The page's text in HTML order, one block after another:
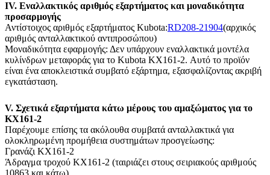
IV. Εναλλακτικός αριθμός εξαρτήματος και μοναδικότητα
προσαρμογής
Αντίστοιχος αριθμός εξαρτήματος Kubota:RD208-21904(αρχικός
αριθμός ανταλλακτικού αντιπροσώπου)
Μοναδικότητα εφαρμογής: Δεν υπάρχουν εναλλακτικά μοντέλα
κυλίνδρων μεταφοράς για το Kubota KX161-2. Αυτό το προϊόν
είναι ένα αποκλειστικά συμβατό εξάρτημα, εξασφαλίζοντας ακριβή
εγκατάσταση.
V. Σχετικά εξαρτήματα κάτω μέρους του αμαξώματος για το
KX161-2
Παρέχουμε επίσης τα ακόλουθα συμβατά ανταλλακτικά για
ολοκληρωμένη προμήθεια συστημάτων προσγείωσης:
Γρανάζι KX161-2
Άδραγμα τροχού KX161-2 (ταιριάζει στους σειριακούς αριθμούς